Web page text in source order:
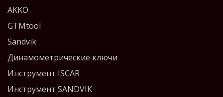
AKKO
GTMtool
Sandvik
Динамометрические ключи
Инструмент ISCAR
Инструмент SANDVIK